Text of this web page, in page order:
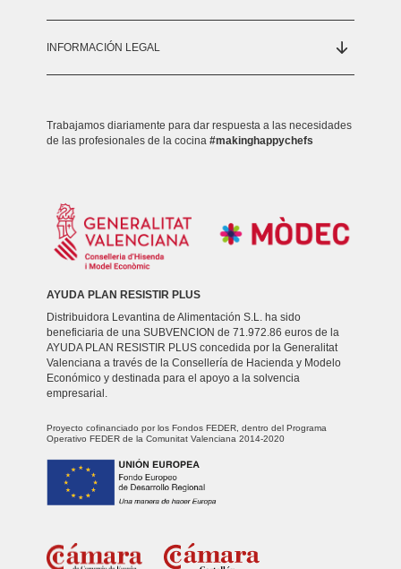
INFORMACIÓN LEGAL
Trabajamos diariamente para dar respuesta a las necesidades
de las profesionales de la cocina#makinghappychefs
AYUDA PLAN RESISTIR PLUS
Distribuidora Levantina de Alimentación S.L. ha sido
beneficiaria de una SUBVENCION de 71.972.86 euros de la
AYUDA PLAN RESISTIR PLUS concedida por la Generalitat
Valenciana a través de la Consellería de Hacienda y Modelo
Económico y destinada para el apoyo a la solvencia
empresarial.
Proyecto cofinanciado por los Fondos FEDER, dentro del Programa
Operativo FEDER de la Comunitat Valenciana 2014-2020